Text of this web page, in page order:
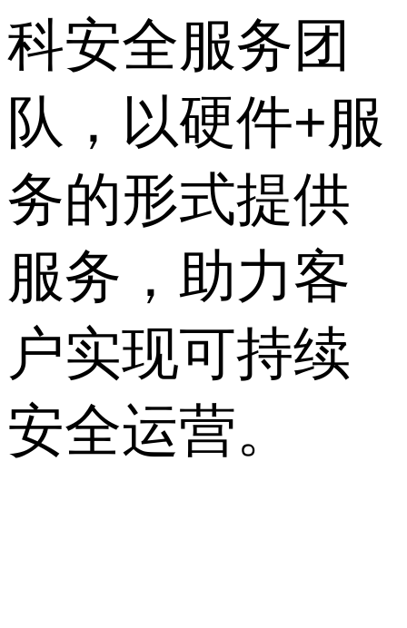
科安全服务团
队，以硬件+服
务的形式提供
服务，助力客
户实现可持续
安全运营。